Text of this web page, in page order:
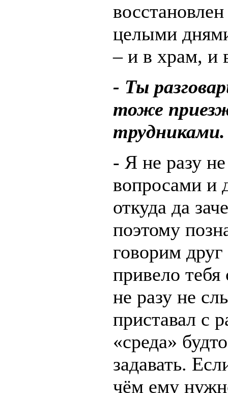
целыми
– и в храм, и
- Ты
тоже
- Я не разу
вопросами и
откуда да
поэтому
говорим
привело
не разу не
приставал с
«среда»
задавать.
чём ему